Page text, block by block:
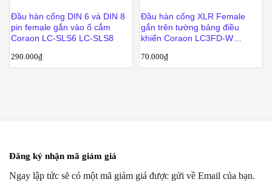
Đầu hàn cổng DIN 6 và DIN 8
pin female gắn vào ổ cắm
Coraon LC-SLS6 LC-SLS8
290.000₫
Đầu hàn cổng XLR Female
gắn trên tường bảng điều
khiển Coraon LC3FD-W
70.000₫
Đăng ký nhận mã giảm giá
Ngay lập tức sẽ có một mã giảm giá được gửi về Email của bạn.